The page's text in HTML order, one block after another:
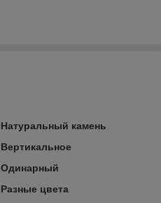
Натуральный камень
Вертикальное
Одинарный
Разные цвета